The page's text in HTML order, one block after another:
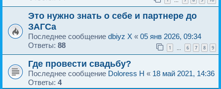
Это нужно знать о себе и партнере до
ЗАГСа
Последнее сообщение dbiyz X « 05 янв 2026, 09:34
Ответы: 88 1 6 7 8 9
Где провести свадьбу?
Последнее сообщение Doloress H « 18 май 2021, 14:36
Ответы: 4